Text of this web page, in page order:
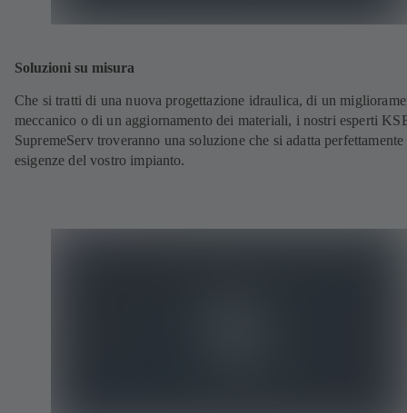
Soluzioni su misura
Che si tratti di una nuova progettazione idraulica, di un
meccanico o di un aggiornamento dei materiali, i nostri esperti
SupremeServ troveranno una soluzione che si adatta perfettamente
esigenze del vostro impianto.